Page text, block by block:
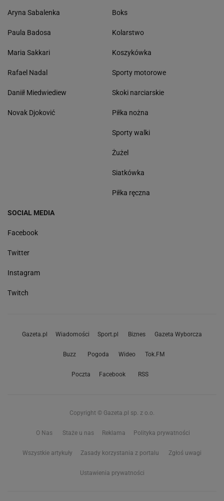
Aryna Sabalenka
Paula Badosa
Maria Sakkari
Rafael Nadal
Daniił Miedwiediew
Novak Djoković
Boks
Kolarstwo
Koszykówka
Sporty motorowe
Skoki narciarskie
Piłka nożna
Sporty walki
Żużel
Siatkówka
Piłka ręczna
SOCIAL MEDIA
Facebook
Twitter
Instagram
Twitch
Gazeta.pl Wiadomości Sport.pl Biznes Gazeta Wyborcza
Buzz Pogoda Wideo Tok.FM
Poczta Facebook RSS
Copyright © Gazeta.pl sp. z o.o.
O Nas Staże u nas Reklama Polityka prywatności
Wszystkie artykuły Zasady korzystania z portalu Zgłoś uwagi
Ustawienia prywatności